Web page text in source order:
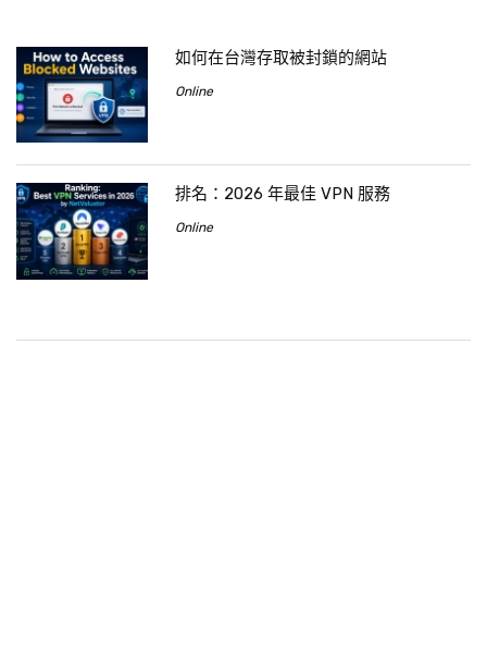
如何在台灣存取被封鎖的網站
Online
排名：2026 年最佳 VPN 服務
Online